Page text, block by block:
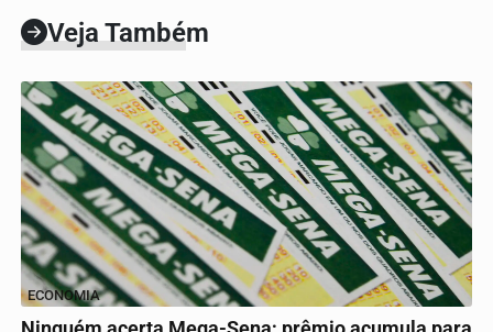
Veja Também
ECONOMIA